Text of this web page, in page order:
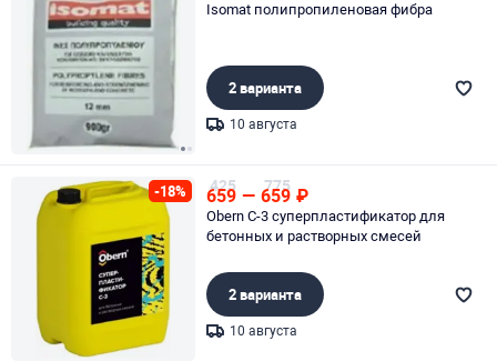
Isomat полипропиленовая фибра
2 варианта
10 августа
-18% 425
659 — 775
659 ₽
Obern С-3 суперпластификатор для
бетонных и растворных смесей
2 варианта
10 августа